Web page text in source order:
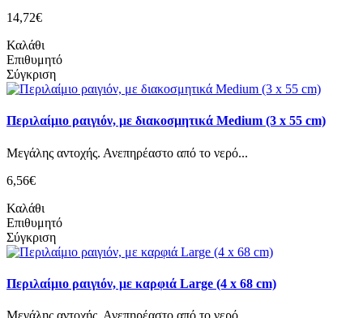
14,72€
Καλάθι
Επιθυμητό
Σύγκριση
Περιλαίμιο ραιγιόν, με διακοσμητικά Medium (3 x 55 cm)
Mεγάλης αντοχής. Ανεπηρέαστο από το νερό...
6,56€
Καλάθι
Επιθυμητό
Σύγκριση
Περιλαίμιο ραιγιόν, με καρφιά Large (4 x 68 cm)
Mεγάλης αντοχής. Ανεπηρέαστο από το νερό...